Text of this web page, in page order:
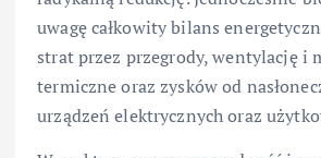
uwagę całkowity bilans
strat przez przegrody, wentylację i
termiczne oraz zysków od
urządzeń elektrycznych oraz